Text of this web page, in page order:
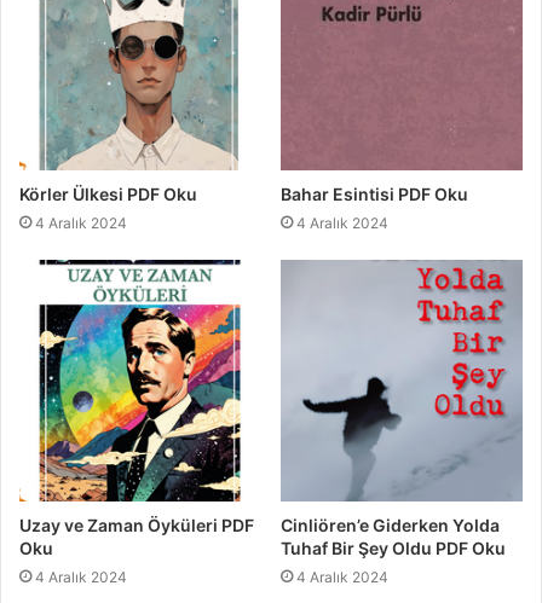
Körler Ülkesi PDF Oku
4 Aralık 2024
Bahar Esintisi PDF Oku
4 Aralık 2024
Uzay ve Zaman Öyküleri PDF
Oku
4 Aralık 2024
Cinliören’e Giderken Yolda
Tuhaf Bir Şey Oldu PDF Oku
4 Aralık 2024